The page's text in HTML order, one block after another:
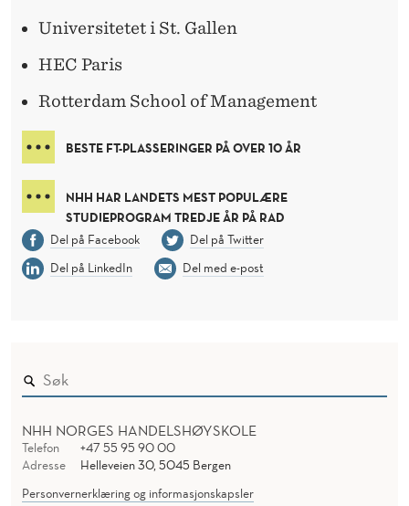
Universitetet i St. Gallen
HEC Paris
Rotterdam School of Management
BESTE FT-PLASSERINGER PÅ OVER 10 ÅR
NHH HAR LANDETS MEST POPULÆRE
STUDIEPROGRAM TREDJE ÅR PÅ RAD
Del på Facebook
Del på Twitter
Del på LinkedIn
Del med e-post
NHH NORGES HANDELSHØYSKOLE
Telefon
+47 55 95 90 00
Adresse
Helleveien 30, 5045 Bergen
Personvernerklæring og informasjonskapsler